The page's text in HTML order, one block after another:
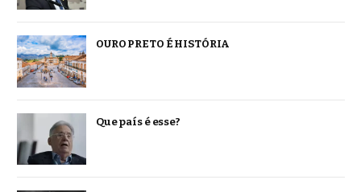
OURO PRETO É HISTÓRIA
Que país é esse?